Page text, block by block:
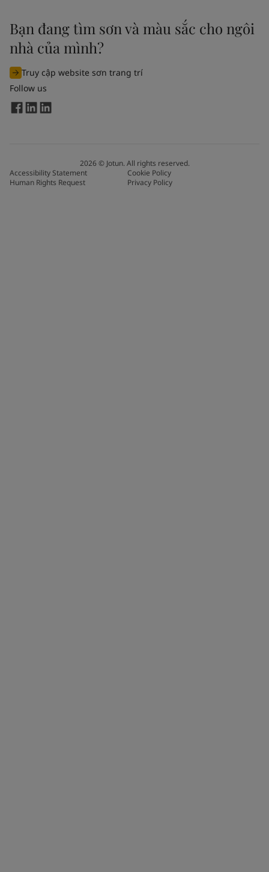
Bạn đang tìm sơn và màu sắc cho ngôi
nhà của mình?
Truy cập website sơn trang trí
Follow us
2026© Jotun. All rights reserved.
Accessibility Statement
Cookie Policy
Human Rights Request
Privacy Policy